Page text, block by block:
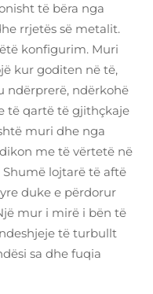
të bëra nga
rrjetës së metalit.
konfigurim. Muri
kur goditen në të,
ndërprerë, ndërkohë
të qartë të gjithçkaje
muri dhe nga
me të vërtetë në
lojtarë të aftë
duke e përdorur
mur i mirë i bën të
të turbullt
sa dhe fuqia